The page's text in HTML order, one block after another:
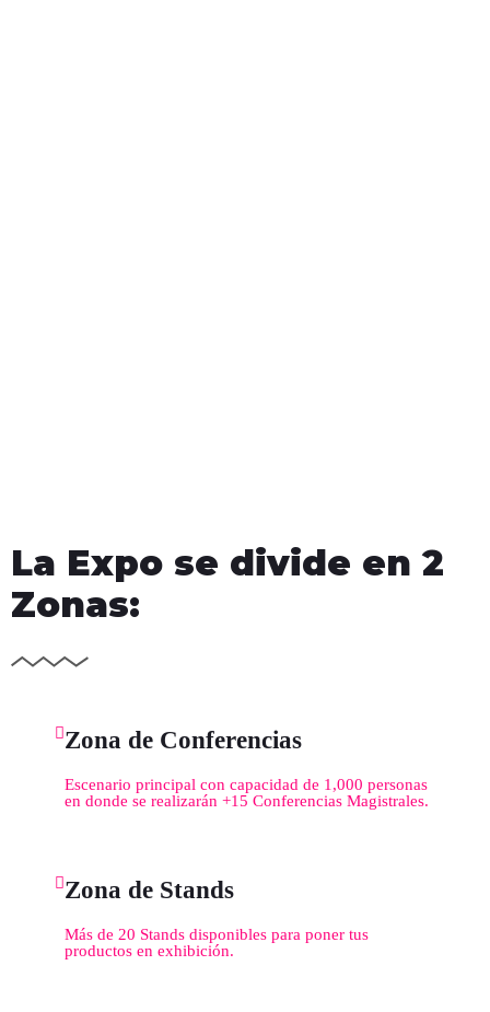
La Expo se divide en 2
Zonas:
Zona de Conferencias
Escenario principal con capacidad de 1,000 personas
en donde se realizarán +15 Conferencias Magistrales.
Zona de Stands
Más de 20 Stands disponibles para poner tus
productos en exhibición.